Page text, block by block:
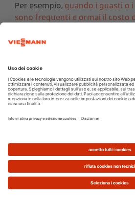
Per esempio, quando i guasti o
sono frequenti e ormai il costo
rottura di un componente che
È possibile decidere di cambiare
anche semplicemente perché si
impianto di riscaldamento
dotato di tecnologie innovative,
remotoe, soprattutto, se si
moderna caldaia a
questo e l’investimento per la
può essere ampiamente
vita utile del sistema.